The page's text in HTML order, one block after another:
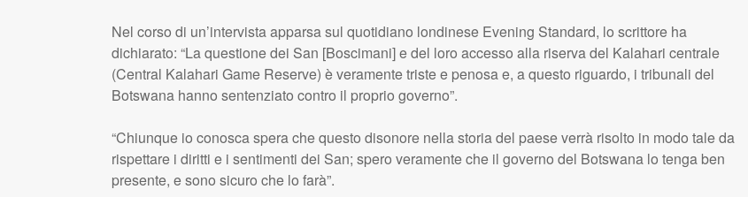
Nel corso di un’intervista apparsa sul quotidiano londinese Evening Standard, lo scrittore ha
dichiarato: “La questione dei San [Boscimani] e del loro accesso alla riserva del Kalahari centrale
(Central Kalahari Game Reserve) è veramente triste e penosa e, a questo riguardo, i tribunali del
Botswana hanno sentenziato contro il proprio governo”.
“Chiunque io conosca spera che questo disonore nella storia del paese verrà risolto in modo tale da
rispettare i diritti e i sentimenti dei San; spero veramente che il governo del Botswana lo tenga ben
presente, e sono sicuro che lo farà”.